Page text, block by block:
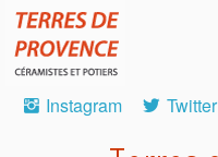
Instagram Twitter